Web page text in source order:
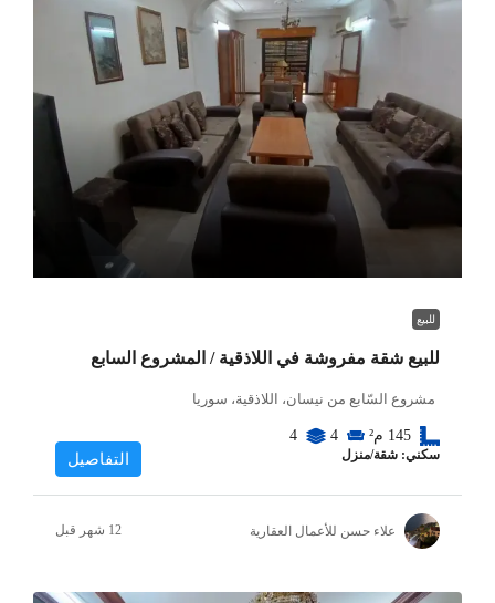
للبيع
للبيع شقة مفروشة في اللاذقية / المشروع السابع
مشروع السّابع من نيسان، اللاذقية، سوريا
145 م² 4
4
سكني: شقة/منزل التفاصيل
علاء حسن للأعمال العقارية